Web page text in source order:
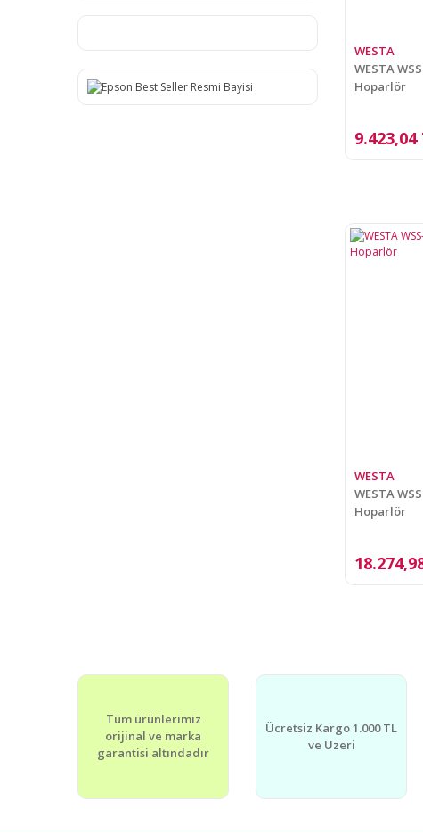
WESTA
WESTA
Hoparlör
9.423,04
WESTA
WESTA
Hoparlör
Tüm ürünlerimiz
orijinal ve marka
garantisi altındadır
Ücretsiz Kargo 1.000 TL
ve Üzeri